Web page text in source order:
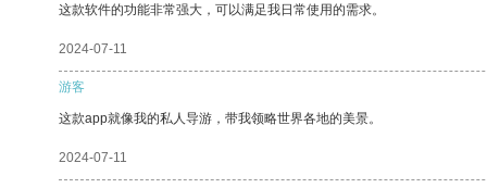
这款软件的功能非常强大，可以满足我日常使用的需求。
2024-07-11
游客
这款app就像我的私人导游，带我领略世界各地的美景。
2024-07-11